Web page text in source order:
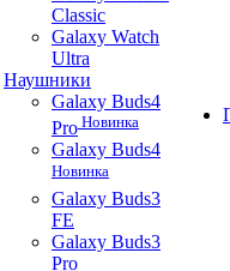
Classic
Galaxy Watch
Ultra
Наушники
Galaxy Buds4
Pro Новинка
Galaxy Buds4
Новинка
Galaxy Buds3
FE
Galaxy Buds3
Pro